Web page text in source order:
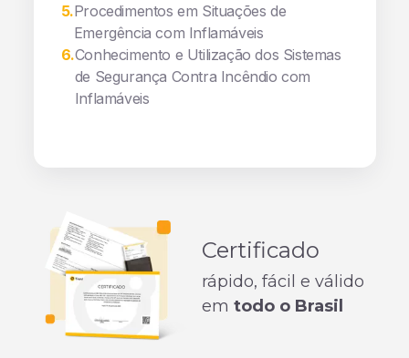
5.Procedimentos em Situações de
Emergência com Inflamáveis
6.Conhecimento e Utilização dos Sistemas
de Segurança Contra Incêndio com
Inflamáveis
Certificado
rápido, fácil e válido
em todo o Brasil